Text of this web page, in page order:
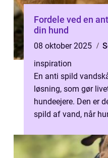
Fordele ved en
din hund
08 oktober 2025
inspiration
En anti spild
løsning, som gør
hundeejere. Den er
spild af vand, når